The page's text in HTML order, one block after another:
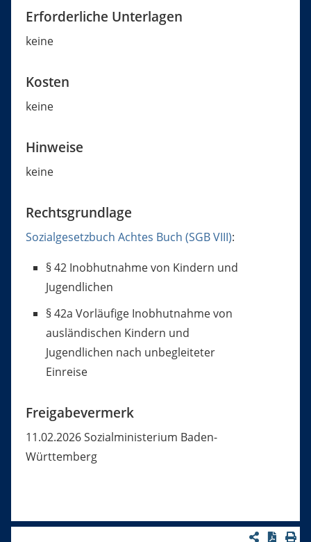
Erforderliche Unterlagen
keine
Kosten
keine
Hinweise
keine
Rechtsgrundlage
Sozialgesetzbuch Achtes Buch (SGB VIII):
§ 42 Inobhutnahme von Kindern und
Jugendlichen
§ 42a Vorläufige Inobhutnahme von
ausländischen Kindern und
Jugendlichen nach unbegleiteter
Einreise
Freigabevermerk
11.02.2026 Sozialministerium Baden-
Württemberg